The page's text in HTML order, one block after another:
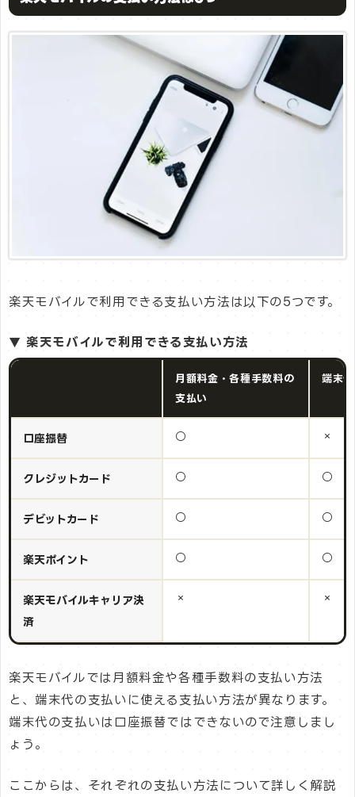
楽天モバイルで利用できる支払い方法は以下の5つです。
▼ 楽天モバイルで利用できる支払い方法
月額料金・各種手数料の
支払い
端末
口座振替 ○ ×
クレジットカード ○ ○
デビットカード ○ ○
楽天ポイント ○ ○
楽天モバイルキャリア決
済
× ×
楽天モバイルでは月額料金や各種手数料の支払い方法
と、端末代の支払いに使える支払い方法が異なります。
端末代の支払いは口座振替ではできないので注意しまし
ょう。
ここからは、それぞれの支払い方法について詳しく解説